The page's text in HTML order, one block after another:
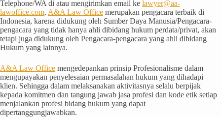
Telephone/WA di atau mengirimkan email ke lawyer@aa-
lawoffice.com. A&A Law Office merupakan pengacara terbaik di
Indonesia, karena didukung oleh Sumber Daya Manusia/Pengacara-
pengacara yang tidak hanya ahli dibidang hukum perdata/privat, akan
tetapi juga didukung oleh Pengacara-pengacara yang ahli dibidang
Hukum yang lainnya.
A&A Law Office mengedepankan prinsip Profesionalisme dalam
mengupayakan penyelesaian permasalahan hukum yang dihadapi
klien. Sehingga dalam melaksanakan aktivitasnya selalu berpijak
kepada komitmen dan tangung jawab jasa profesi dan kode etik setiap
menjalankan profesi bidang hukum yang dapat
dipertanggungjawabkan.